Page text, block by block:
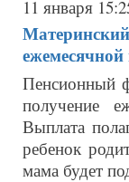
11 января
Пенсионный
получение
Выплата
ребенок
мама будет